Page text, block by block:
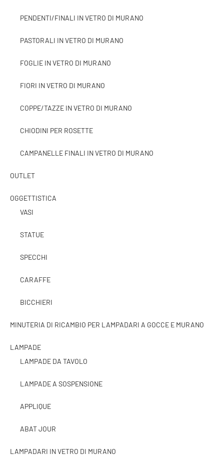
PENDENTI/FINALI IN VETRO DI MURANO
PASTORALI IN VETRO DI MURANO
FOGLIE IN VETRO DI MURANO
FIORI IN VETRO DI MURANO
COPPE/TAZZE IN VETRO DI MURANO
CHIODINI PER ROSETTE
CAMPANELLE FINALI IN VETRO DI MURANO
OUTLET
OGGETTISTICA
VASI
STATUE
SPECCHI
CARAFFE
BICCHIERI
MINUTERIA DI RICAMBIO PER LAMPADARI A GOCCE E MURANO
LAMPADE
LAMPADE DA TAVOLO
LAMPADE A SOSPENSIONE
APPLIQUE
ABAT JOUR
LAMPADARI IN VETRO DI MURANO